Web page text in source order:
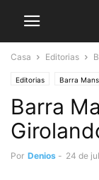
Casa Editorias
Editorias Barra
Barra
Por Denios - 24 de